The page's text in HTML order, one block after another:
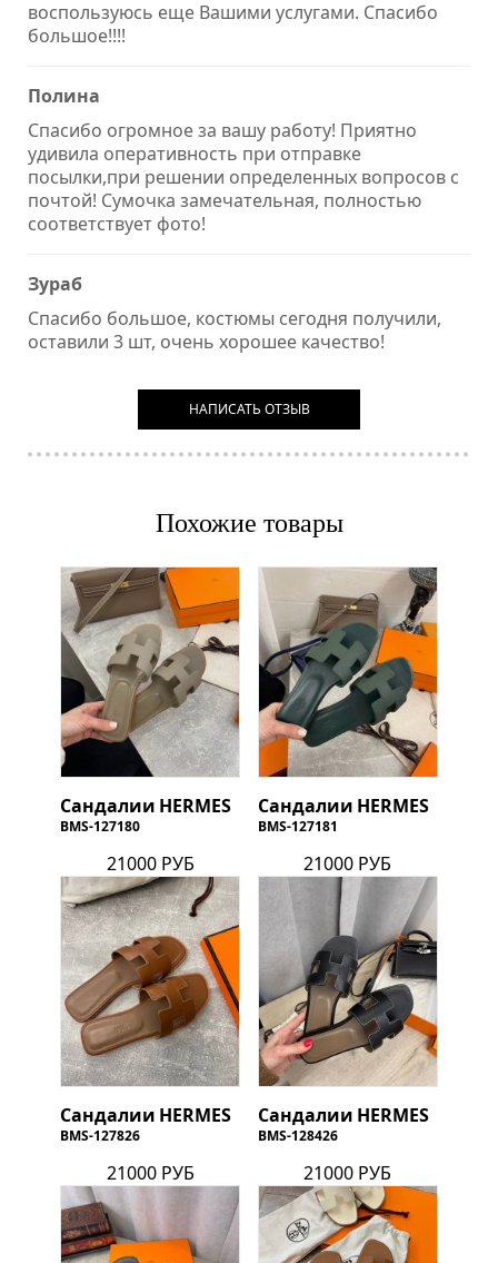
воспользуюсь еще Вашими услугами. Спасибо
большое!!!!
Полина
Спасибо огромное за вашу работу! Приятно
удивила оперативность при отправке
посылки,при решении определенных вопросов с
почтой! Сумочка замечательная, полностью
соответствует фото!
Зураб
Спасибо большое, костюмы сегодня получили,
оставили 3 шт, очень хорошее качество!
НАПИСАТЬ ОТЗЫВ
Похожие товары
Сандалии HERMES
BMS-127180
21000 РУБ
Сандалии HERMES
BMS-127181
21000 РУБ
Сандалии HERMES
BMS-127826
21000 РУБ
Сандалии HERMES
BMS-128426
21000 РУБ